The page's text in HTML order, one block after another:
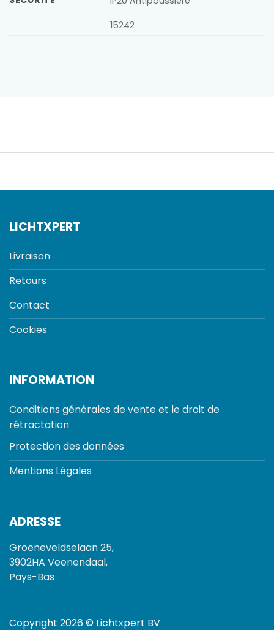
15242
LICHTXPERT
Livraison
Retours
Contact
Cookies
INFORMATION
Conditions générales de vente et le droit de
rétractation
Protection des données
Mentions Légales
ADRESSE
Groeneveldselaan 25,
3902HA Veenendaal,
Pays-Bas
Copyright 2026 © Lichtxpert BV